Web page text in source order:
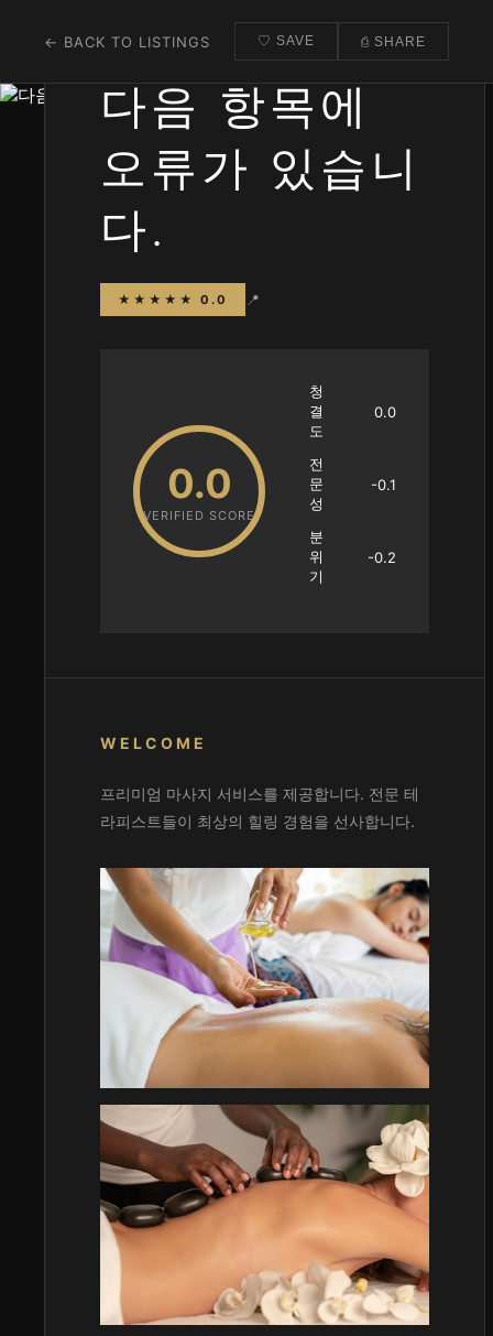
← BACK TO LISTINGS ♡ SAVE ⎙ SHARE
다음 항목에
오류가 있습니
다.
★★★★★ 0.0 📍
0.0
VERIFIED SCORE
청
결
도
0.0
전
문
성
-0.1
분
위
기
-0.2
WELCOME
프리미엄 마사지 서비스를 제공합니다. 전문 테
라피스트들이 최상의 힐링 경험을 선사합니다.